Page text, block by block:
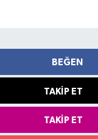
BEĞEN
TAKIP ET
TAKIP ET